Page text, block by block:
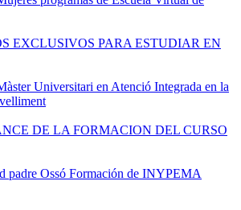
EXCLUSIVOS PARA ESTUDIAR EN
Universitari en Atenció Integrada en la
DE LA FORMACION DEL CURSO
padre Ossó Formación de INYPEMA